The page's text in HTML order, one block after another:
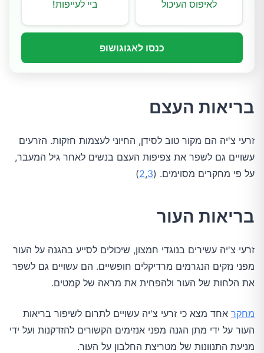
לאיפוס העיכול ביי לעייפות!
כנסו לאגוגושופ
בריאות העצם
זרעי צ'יה הם מקור טוב לסידן, החיוני לעצמות חזקות. הזרעים
עשויים גם לשפר את צפיפות העצם בנשים לאחר גיל המעבר,
על פי מחקרים מסוימים. (
2,3
)
בריאות העור
זרעי צ'יה עשירים בנוגדי חמצון, שיכולים לסייע בהגנה על העור
מפני נזקים הנגרמים מרדיקלים חופשיים. הם עשויים גם לשפר
את הלחות של העור ולהפחית את מראה של קמטים.
מחקר אחד מצא כי זרעי צ'יה עשויים לתרום לשיפור בריאות
העור על ידי מתן הגנה מפני אנזימים הקשורים להזדקנות ועל ידי
מניעת התנוונות של מטריצת החלבון על העור.